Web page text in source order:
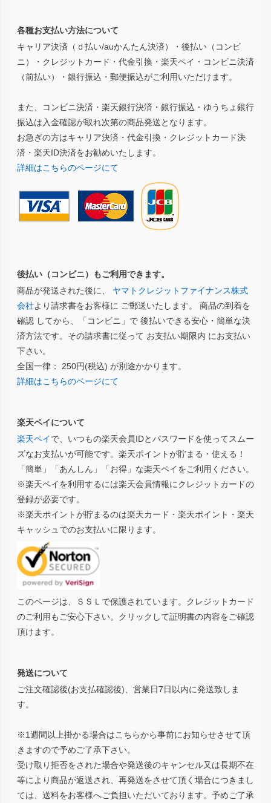
各種お支払い方法について
キャリア決済（ｄ払い/auかんたん決済）・後払い（コンビ
ニ）・クレジットカード・代金引換・楽天ペイ・コンビニ決済
（前払い）・銀行振込・郵便振込がご利用いただけます。
また、コンビニ決済・楽天銀行決済・銀行振込・ゆうちょ銀行
振込は入金確認が取れ次第の商品発送となります。
お急ぎの方はキャリア決済・代金引換・クレジットカード決
済・楽天ID決済をお勧めいたします。
詳細はこちらのページにて
後払い（コンビニ）もご利用できます。
商品が発送された後に、 ヤマトクレジットファイナンス株式
会社より請求書をお客様に ご郵送いたします。 商品の到着を
確認 してから、「コンビニ」で 後払いできる安心・簡単な決
済方法です。その請求書に従って お支払い期限内 にお支払い
下さい。
全国一律： 250円(税込) が別途かかります。
詳細はこちらのページにて
楽天ペイについて
楽天ペイで、いつもの楽天会員IDとパスワードを使ってスムー
ズなお支払いが可能です。楽天ポイントが貯まる・使える！
「簡単」「あんしん」「お得」な楽天ペイをご利用ください。
※楽天ペイを利用するには楽天会員情報にクレジットカードの
登録が必要です。
※楽天ポイントが貯まるのは楽天カード・楽天ポイント・楽天
キャッシュでのお支払いに限ります。
このページは、ＳＳＬで保護されています。クレジットカード
のご利用もご安心下さい。クリックして証明書の内容をご確認
頂けます。
発送について
ご注文確認後(お支払確認後)、営業日7日以内に発送致しま
す。
※1週間以上掛かる場合はこちらから事前にお知らせさせて頂
きますので予めご了承下さい。
受け取り拒否をされた場合や発送後のキャンセル又は長期不在
等により商品が返送され、再発送をさせて頂く場合につきまし
ては、送料をお客様へご負担いただいております。予めご了承